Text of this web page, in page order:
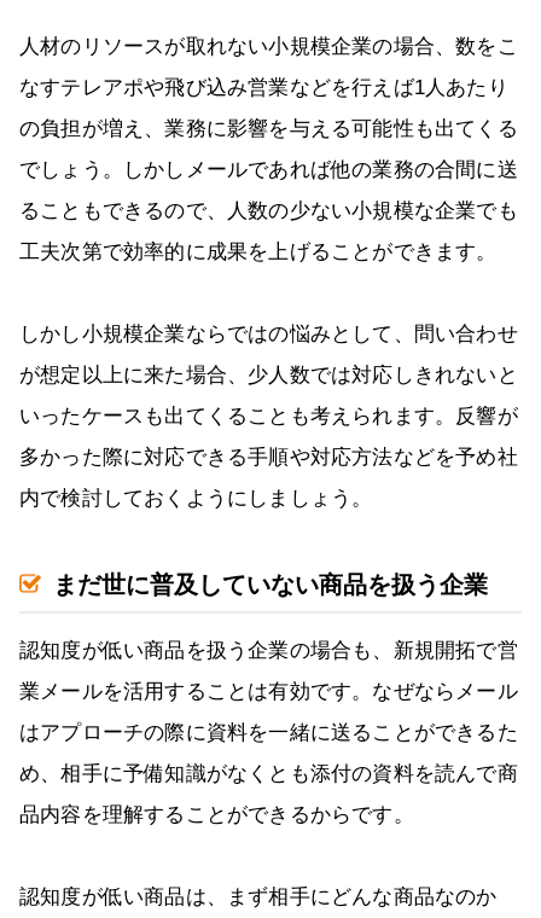
人材のリソースが取れない小規模企業の場合、数をこ
なすテレアポや飛び込み営業などを行えば1人あたり
の負担が増え、業務に影響を与える可能性も出てくる
でしょう。しかしメールであれば他の業務の合間に送
ることもできるので、人数の少ない小規模な企業でも
工夫次第で効率的に成果を上げることができます。
しかし小規模企業ならではの悩みとして、問い合わせ
が想定以上に来た場合、少人数では対応しきれないと
いったケースも出てくることも考えられます。反響が
多かった際に対応できる手順や対応方法などを予め社
内で検討しておくようにしましょう。
まだ世に普及していない商品を扱う企業
認知度が低い商品を扱う企業の場合も、新規開拓で営
業メールを活用することは有効です。なぜならメール
はアプローチの際に資料を一緒に送ることができるた
め、相手に予備知識がなくとも添付の資料を読んで商
品内容を理解することができるからです。
認知度が低い商品は、まず相手にどんな商品なのか